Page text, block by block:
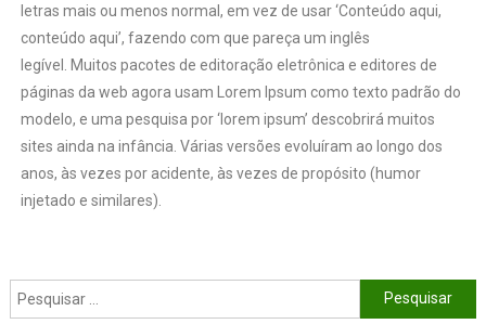
letras mais ou menos normal, em vez de usar ‘Conteúdo aqui,
conteúdo aqui’, fazendo com que pareça um inglês
legível. Muitos pacotes de editoração eletrônica e editores de
páginas da web agora usam Lorem Ipsum como texto padrão do
modelo, e uma pesquisa por ‘lorem ipsum’ descobrirá muitos
sites ainda na infância. Várias versões evoluíram ao longo dos
anos, às vezes por acidente, às vezes de propósito (humor
injetado e similares).